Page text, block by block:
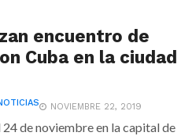
encuentro de
Cuba en la ciudad
NOVIEMBRE 22, 2019
24 de noviembre en la capital de